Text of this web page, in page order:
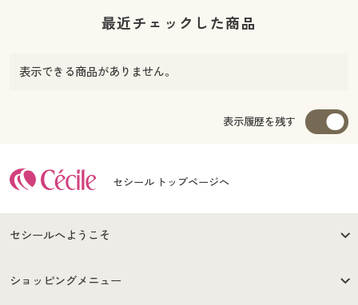
最近チェックした商品
表示できる商品がありません。
表示履歴を残す
セシール トップページへ
セシールへようこそ
はじめての方へ
ショッピングメニュー